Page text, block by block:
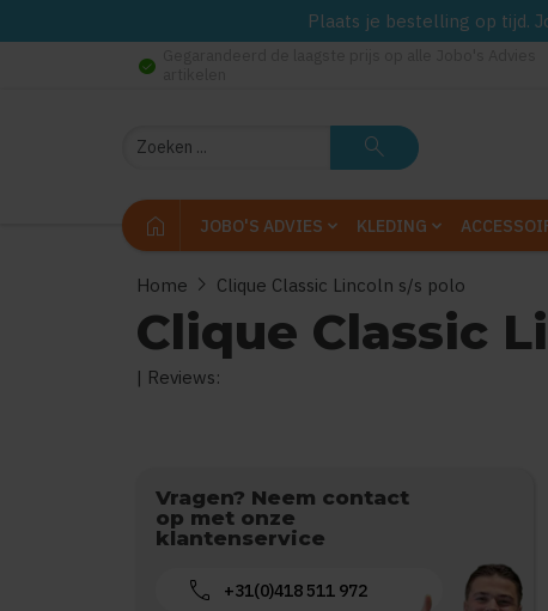
Plaats je bestelling op tijd.
check_circle
Zoeken search
home JOBO'S ADVIES KLEDING
Home chevron_right Clique Classic Lincoln s/s polo
Clique Classic
| Reviews:
Vragen? Neem contact
op met onze
klantenservice
call +31(0)418 511 972